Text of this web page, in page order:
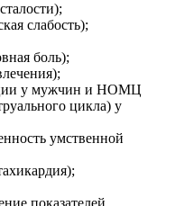
слабость);
боль);
у мужчин и НОМЦ
цикла) у
умственной